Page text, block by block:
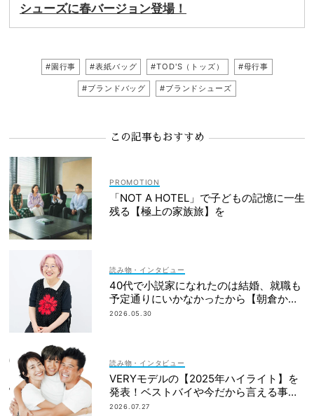
シューズに春バージョン登場！
#園行事 #表紙バッグ #TOD'S（トッズ） #母行事
#ブランドバッグ #ブランドシューズ
この記事もおすすめ
「NOT A HOTEL」で子どもの記憶に一生
残る【極上の家族旅】を
読み物・インタビュー
40代で小説家になれたのは結婚、就職も
予定通りにいかなかったから【朝倉かす
みさん】
2026.05.30
読み物・インタビュー
VERYモデルの【2025年ハイライト】を
発表！ベストバイや今だから言える事件
簿も大公開
2026.07.27